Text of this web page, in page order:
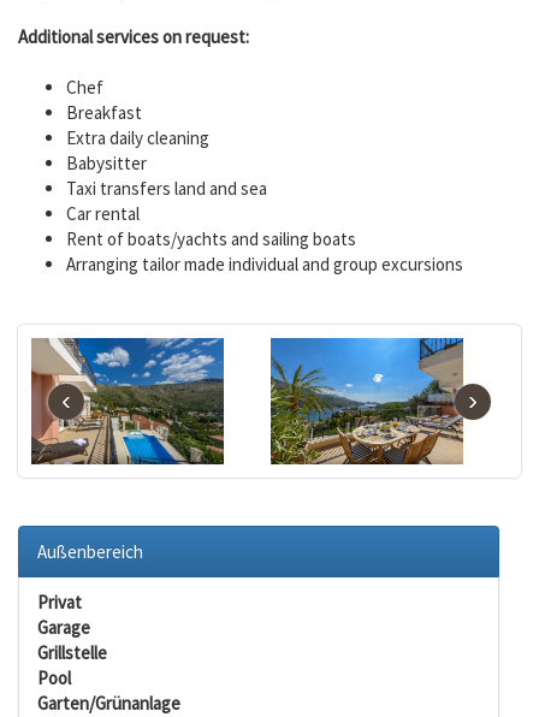
Additional services on request:
Chef
Breakfast
Extra daily cleaning
Babysitter
Taxi transfers land and sea
Car rental
Rent of boats/yachts and sailing boats
Arranging tailor made individual and group excursions
‹ ›
Außenbereich
Privat
Garage
Grillstelle
Pool
Garten/Grünanlage